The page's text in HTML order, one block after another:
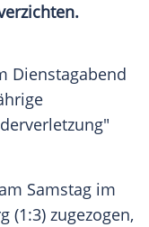
Dienstagabend
"
Samstag im
(1:3) zugezogen,